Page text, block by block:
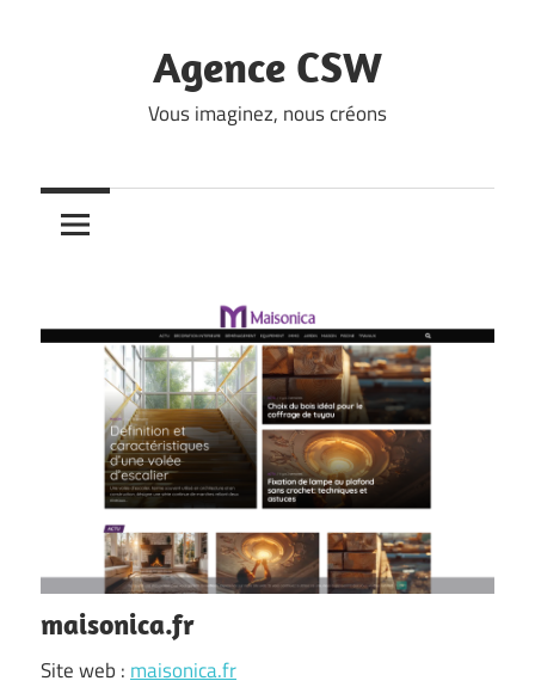
Agence CSW
Vous imaginez, nous créons
maisonica.fr
Site web : maisonica.fr